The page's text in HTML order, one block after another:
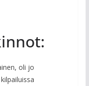
oli jo